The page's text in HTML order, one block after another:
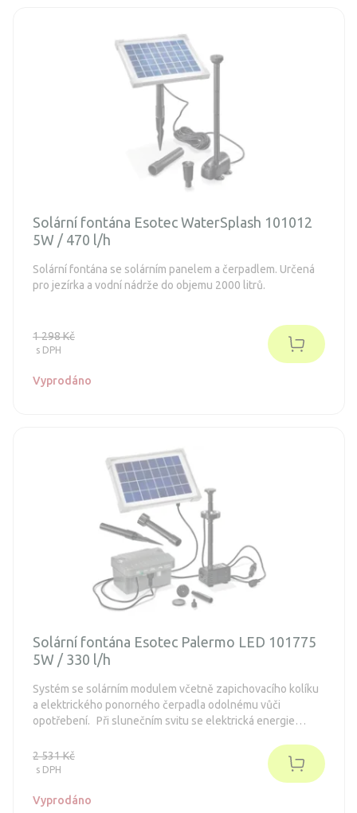
Solární fontána Esotec WaterSplash 101012
5W / 470 l/h
Solární fontána se solárním panelem a čerpadlem. Určená
pro jezírka a vodní nádrže do objemu 2000 litrů.
1 298 Kč
s DPH
Vyprodáno
Solární fontána Esotec Palermo LED 101775
5W / 330 l/h
Systém se solárním modulem včetně zapichovacího kolíku
a elektrického ponorného čerpadla odolnému vůči
opotřebení. Při slunečním svitu se elektrická energie
2 531 Kč
s DPH
Vyprodáno